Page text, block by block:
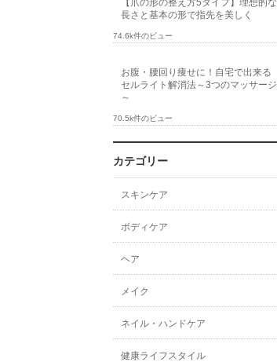
長さと基本の形で指先を美しく
74.6k件のビュー
お腹・腰回り痩せに！自宅で出来る
セルライト解消法～3つのマッサージ
～
70.5k件のビュー
カテゴリー
スキンケア
ボディケア
ヘア
メイク
ネイル・ハンドケア
健康ライフスタイル